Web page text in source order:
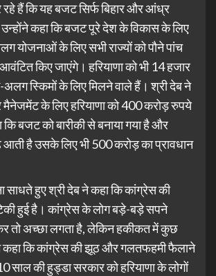
रहे हैं कि यह बजट सिर्फ बिहार और आंध्र
कहा कि बजट पूरे देश के विकास के लिए
योजनाओं के लिए सभी राज्यों को पौने पांच
किए जाएंगे। हरियाणा को भी 14 हजार
स्किमों के लिए मिलने वाले हैं। श्री देब ने
मैनेजमेंट के लिए हरियाणा को 400 करोड़ रुपये
बजट को बारीकी से बनाया गया है और
आती है उसके लिए भी 500 करोड़ का प्रावधान
साधते हुए श्री देब ने कहा कि कांग्रेस की
हुई है। कांग्रेस के लोग बड़े-बड़े सपने
तो अच्छा लगता है, लेकिन हकीकत में कुछ
कहा कि कांग्रेस की झूठ और गलतफहमी फैलाने
साल की हुड्डा सरकार को हरियाणा के लोगों